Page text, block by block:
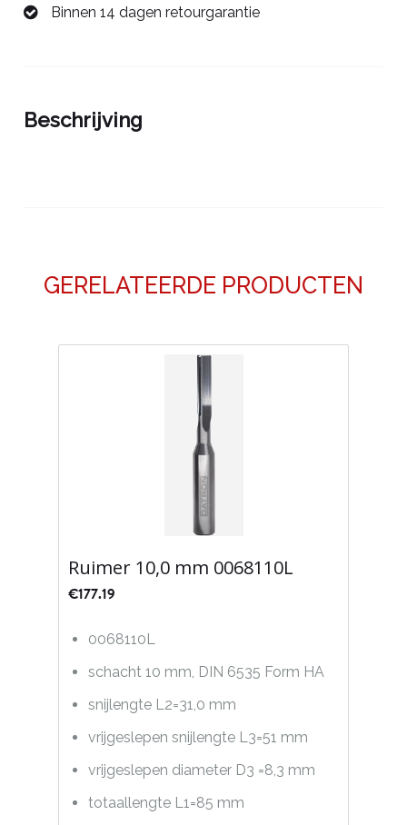
aantalBinnen 14 dagen retourgarantie
Beschrijving
GERELATEERDE PRODUCTEN
Ruimer 10,0 mm 0068110L
€177.19
0068110L
schacht 10 mm, DIN 6535 Form HA
snijlengte L2=31,0 mm
vrijgeslepen snijlengte L3=51 mm
vrijgeslepen diameter D3 =8,3 mm
totaallengte L1=85 mm